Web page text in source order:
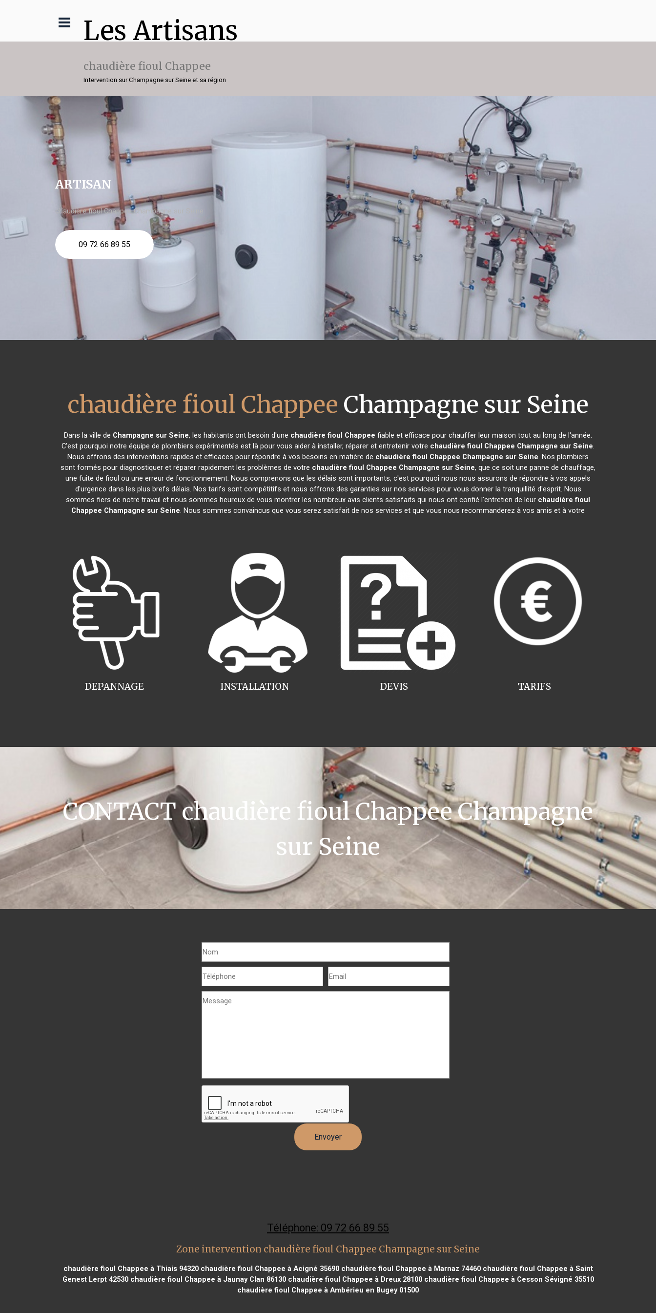
Les Artisans
chaudière fioul Chappee
Intervention sur Champagne sur Seine et sa région
ARTISAN
chaudière fioul Chappee Champagne sur Seine
09 72 66 89 55
chaudière fioul Chappee Champagne sur Seine
Dans la ville de Champagne sur Seine, les habitants ont besoin d'une chaudière fioul Chappee fiable et efficace pour chauffer leur maison tout au long de l'année.
C'est pourquoi notre équipe de plombiers expérimentés est là pour vous aider à installer, réparer et entretenir votre chaudière fioul Chappee Champagne sur Seine.
Nous offrons des interventions rapides et efficaces pour répondre à vos besoins en matière de chaudière fioul Chappee Champagne sur Seine. Nos plombiers
sont formés pour diagnostiquer et réparer rapidement les problèmes de votre chaudière fioul Chappee Champagne sur Seine, que ce soit une panne de chauffage,
une fuite de fioul ou une erreur de fonctionnement. Nous comprenons que les délais sont importants, c'est pourquoi nous nous assurons de répondre à vos appels
d'urgence dans les plus brefs délais. Nos tarifs sont compétitifs et nous offrons des garanties sur nos services pour vous donner la tranquillité d'esprit. Nous
sommes fiers de notre travail et nous sommes heureux de vous montrer les nombreux avis clients satisfaits qui nous ont confié l'entretien de leur chaudière fioul
Chappee Champagne sur Seine. Nous sommes convaincus que vous serez satisfait de nos services et que vous nous recommanderez à vos amis et à votre
INSTALLATION
DEPANNAGE TARIFS
DEVIS
CONTACT chaudière fioul Chappee Champagne
sur Seine
Téléphone: 09 72 66 89 55
Zone intervention chaudière fioul Chappee Champagne sur Seine
chaudière fioul Chappee à Thiais 94320chaudière fioul Chappee à Acigné 35690chaudière fioul Chappee à Marnaz 74460chaudière fioul Chappee à Saint
Genest Lerpt 42530chaudière fioul Chappee à Jaunay Clan 86130chaudière fioul Chappee à Dreux 28100chaudière fioul Chappee à Cesson Sévigné 35510
chaudière fioul Chappee à Ambérieu en Bugey 01500